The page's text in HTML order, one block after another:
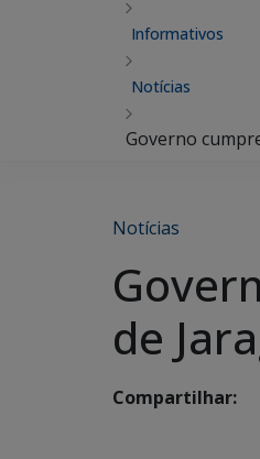
Informativos
Notícias
Governo
Notícias
de
Compartilhar: